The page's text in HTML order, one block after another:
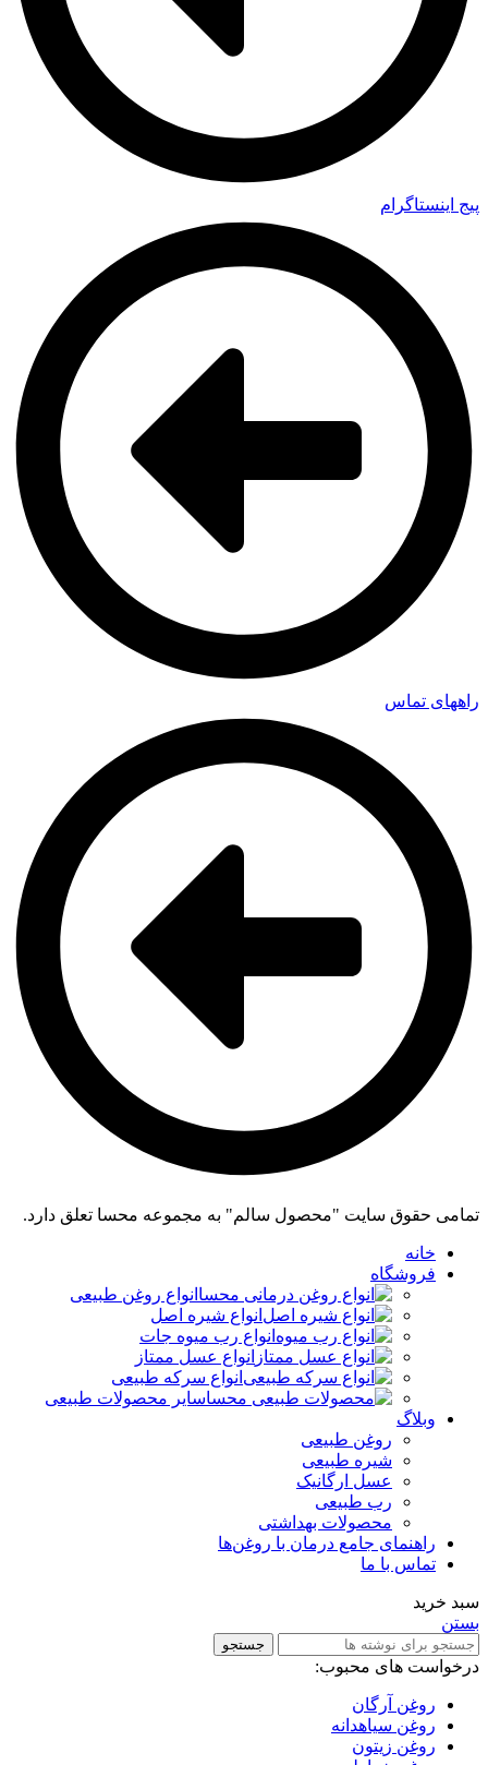
پیج اینستاگرام
راههای تماس
تمامی حقوق سایت "محصول سالم" به مجموعه محسا تعلق دارد.
خانه
فروشگاه
انواع روغن طبیعی
انواع شیره اصل
انواع رب میوه جات
انواع عسل ممتاز
انواع سرکه طبیعی
سایر محصولات طبیعی
وبلاگ
روغن طبیعی
شیره طبیعی
عسل ارگانیک
رب طبیعی
محصولات بهداشتی
راهنمای جامع درمان با روغن‌ها
تماس با ما
سبد خرید
بستن
جستجو
درخواست های محبوب:
روغن آرگان
روغن سیاهدانه
روغن زیتون